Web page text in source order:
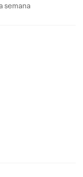
semana